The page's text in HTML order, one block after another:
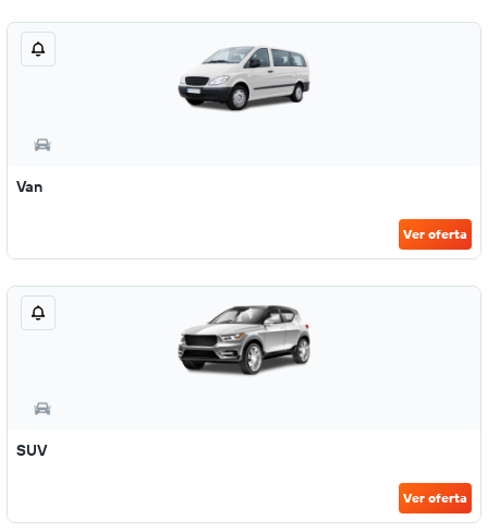
Van
Ver oferta
SUV
Ver oferta